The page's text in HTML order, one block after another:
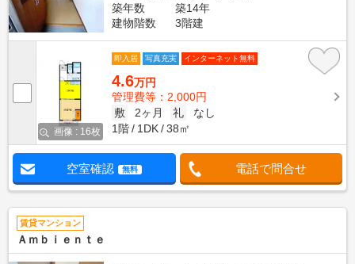
築年数
築14年
建物階数
3階建
画像 : 16枚
即入居 写真充実 インターネット無料
4.6万円
管理費等：2,000円
敷
2ヶ月 礼
なし
1階
1DK 38㎡
空室確認 無料 電話で問合せ
賃貸マンション
Ａｍｂｉｅｎｔｅ